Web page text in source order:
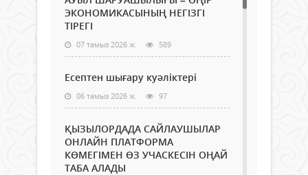
ЭКОНОМИКАСЫНЫҢ НЕГІЗГІ
ТІРЕГІ
07 тамыз 2026 ж. 589
Есептен шығару куәліктері
06 тамыз 2026 ж. 97
ҚЫЗЫЛОРДАДА САЙЛАУШЫЛАР
ОНЛАЙН ПЛАТФОРМА
КӨМЕГІМЕН ӨЗ УЧАСКЕСІН ОҢАЙ
ТАБА АЛАДЫ